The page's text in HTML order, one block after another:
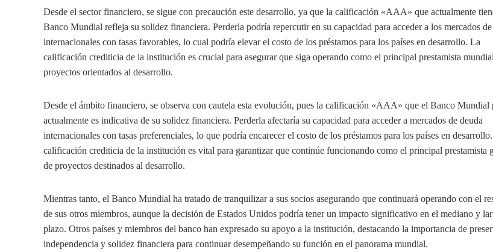
Desde el sector financiero, se sigue con precaución este desarrollo, ya que la calificación «AAA» que actualmente
Banco Mundial refleja su solidez financiera. Perderla podría repercutir en su capacidad para acceder a los mercados de
internacionales con tasas favorables, lo cual podría elevar el costo de los préstamos para los países en desarrollo. La
calificación crediticia de la institución es crucial para asegurar que siga operando como el principal prestamista
proyectos orientados al desarrollo.
Desde el ámbito financiero, se observa con cautela esta evolución, pues la calificación «AAA» que el Banco Mundial
actualmente es indicativa de su solidez financiera. Perderla afectaría su capacidad para acceder a mercados de deuda
internacionales con tasas preferenciales, lo que podría encarecer el costo de los préstamos para los países en
calificación crediticia de la institución es vital para garantizar que continúe funcionando como el principal prestamista
de proyectos destinados al desarrollo.
Mientras tanto, el Banco Mundial ha tratado de tranquilizar a sus socios asegurando que continuará operando con el
de sus otros miembros, aunque la decisión de Estados Unidos podría tener un impacto significativo en el mediano y
plazo. Otros países y miembros del banco han expresado su apoyo a la institución, destacando la importancia de
independencia y solidez financiera para continuar desempeñando su función en el panorama mundial.